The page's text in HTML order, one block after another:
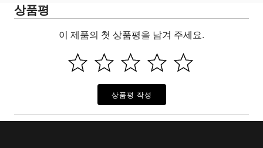
상품평
이 제품의 첫 상품평을 남겨 주세요.
상품평 작성